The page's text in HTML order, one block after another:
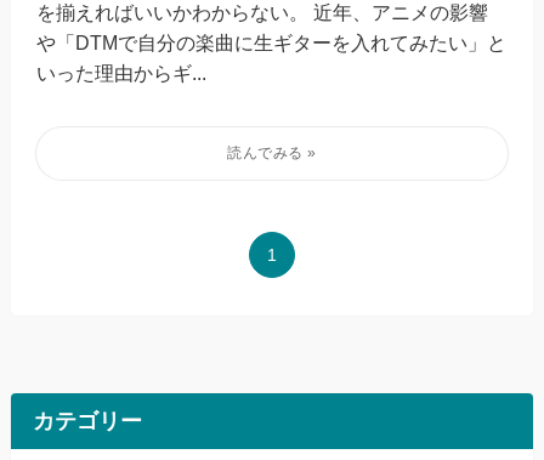
を揃えればいいかわからない。 近年、アニメの影響
や「DTMで自分の楽曲に生ギターを入れてみたい」と
いった理由からギ...
1
カテゴリー